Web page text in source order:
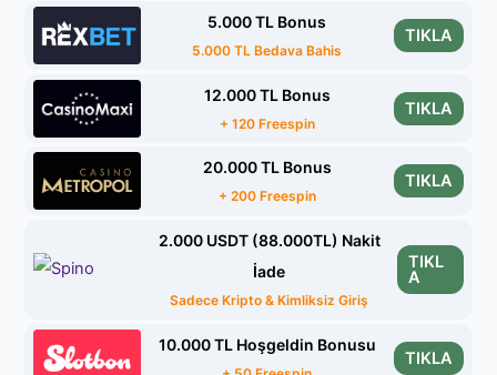
5.000 TL Bonus
5.000 TL Bedava Bahis
TIKLA
12.000 TL Bonus
+ 120 Freespin
TIKLA
20.000 TL Bonus
+ 200 Freespin
TIKLA
2.000 USDT (88.000TL) Nakit
İade
Sadece Kripto & Kimliksiz Giriş
TIKL
A
10.000 TL Hoşgeldin Bonusu
TIKLA